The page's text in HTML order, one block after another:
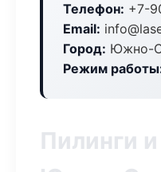
Телефон: +7-
Email:
Город: Южно-
Режим
Пилинги